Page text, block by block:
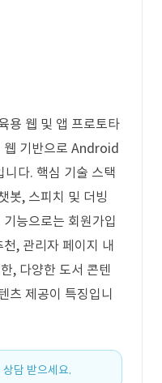
용 웹 및 앱 프로토타
웹 기반으로 Android
다. 핵심 기술 스택
봇, 스피치 및 더빙
능으로는 회원가입
, 관리자 페이지 내
, 다양한 도서 콘텐
츠 제공이 특징입니
담 받으세요.